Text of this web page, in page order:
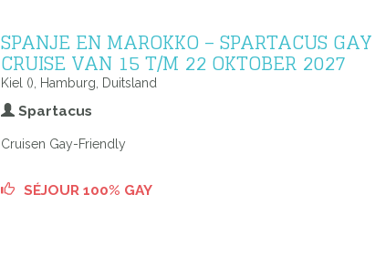
SPANJE EN MAROKKO – SPARTACUS GAY
CRUISE VAN 15 T/M 22 OKTOBER 2027
Kiel (), Hamburg, Duitsland
Spartacus
Cruisen Gay-Friendly
SÉJOUR 100% GAY